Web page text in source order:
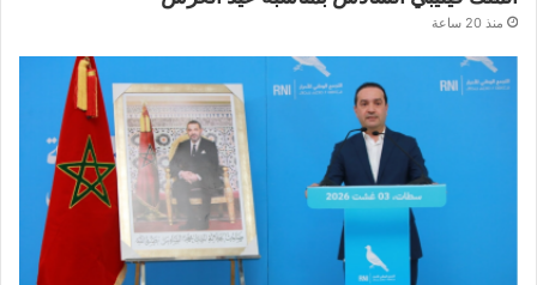
منذ 20 ساعة